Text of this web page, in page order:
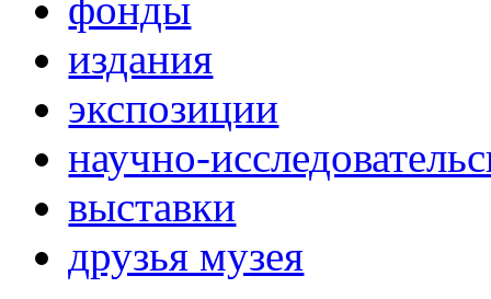
издания
экспозиции
научно-
выставки
друзья музея